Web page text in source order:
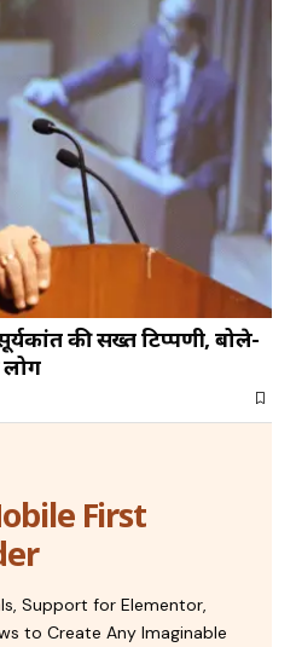
की सख्त टिप्पणी, बोले-
First
Support for Elementor,
to Create Any Imaginable